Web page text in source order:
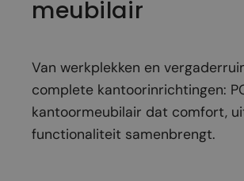
meubilair
Van werkplekken en
complete kantoorinrichtingen:
kantoormeubilair dat comfort,
functionaliteit samenbrengt.